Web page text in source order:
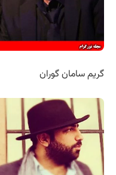
گریم سامان گوران